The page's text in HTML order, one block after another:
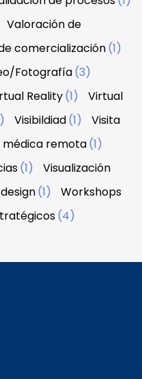
Valoración de
comercialización(1)
Fotografía(3)
Reality(1)
Virtual
Visibildiad(1)
Visita
médica remota(1)
(1)
Visualización
(1)
Workshops
(4)